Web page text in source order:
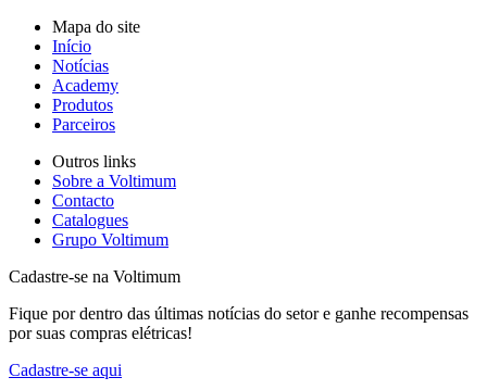
Mapa do site
Início
Notícias
Academy
Produtos
Parceiros
Outros links
Sobre a Voltimum
Contacto
Catalogues
Grupo Voltimum
Cadastre-se na Voltimum
Fique por dentro das últimas notícias do setor e ganhe recompensas
por suas compras elétricas!
Cadastre-se aqui